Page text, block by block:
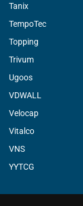
Tanix
TempoTec
Topping
Trivum
Ugoos
VDWALL
Velocap
Vitalco
VNS
YYTCG